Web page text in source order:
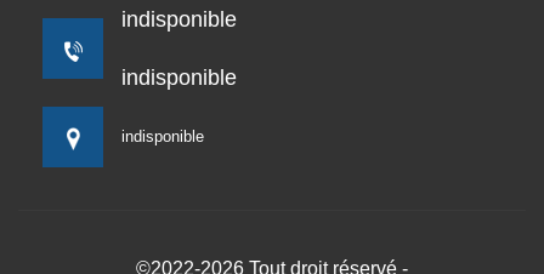
indisponible
indisponible
indisponible
©2022-2026 Tout droit réservé -